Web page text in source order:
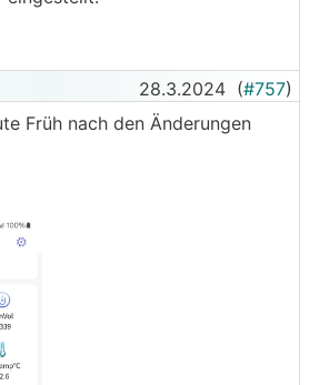
28.3.2024 (#757)
Früh nach den Änderungen